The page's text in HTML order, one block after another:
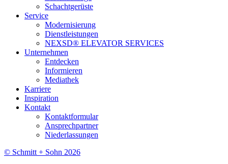
Schachtgerüste
Service
Modernisierung
Dienstleistungen
NEXSD® ELEVATOR SERVICES
Unternehmen
Entdecken
Informieren
Mediathek
Karriere
Inspiration
Kontakt
Kontaktformular
Ansprechpartner
Niederlassungen
© Schmitt + Sohn 2026